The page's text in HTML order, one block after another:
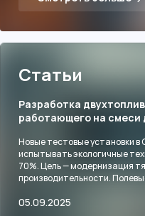
Статьи
Разработка
работающего на смеси
Новые тестовые установки
испытывать экологичные
70%. Цель — модернизация
производительности.
05.09.2025